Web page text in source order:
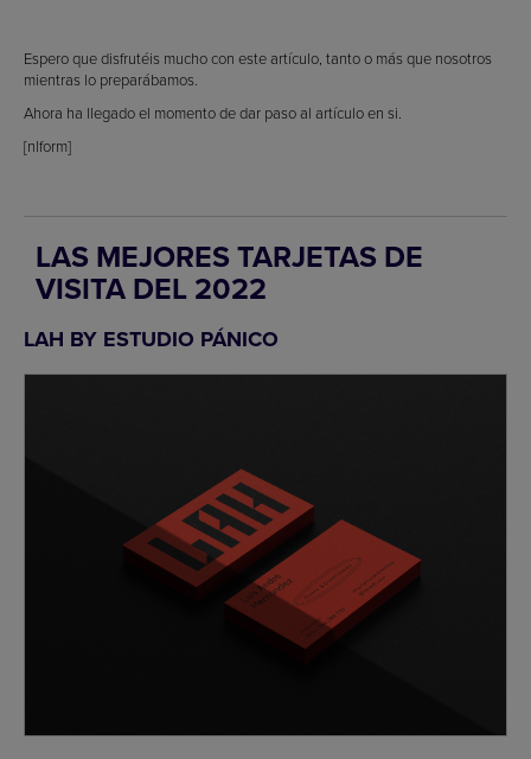
Espero que disfrutéis mucho con este artículo, tanto o más que nosotros
mientras lo preparábamos.
Ahora ha llegado el momento de dar paso al artículo en si.
[nlform]
LAS MEJORES TARJETAS DE
VISITA DEL 2022
LAH BY ESTUDIO PÁNICO